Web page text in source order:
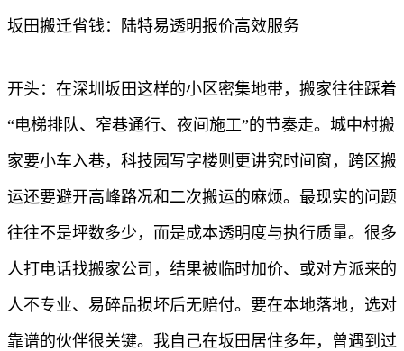
坂田搬迁省钱：陆特易透明报价高效服务
开头：在深圳坂田这样的小区密集地带，搬家往往踩着
“电梯排队、窄巷通行、夜间施工”的节奏走。城中村搬
家要小车入巷，科技园写字楼则更讲究时间窗，跨区搬
运还要避开高峰路况和二次搬运的麻烦。最现实的问题
往往不是坪数多少，而是成本透明度与执行质量。很多
人打电话找搬家公司，结果被临时加价、或对方派来的
人不专业、易碎品损坏后无赔付。要在本地落地，选对
靠谱的伙伴很关键。我自己在坂田居住多年，曾遇到过